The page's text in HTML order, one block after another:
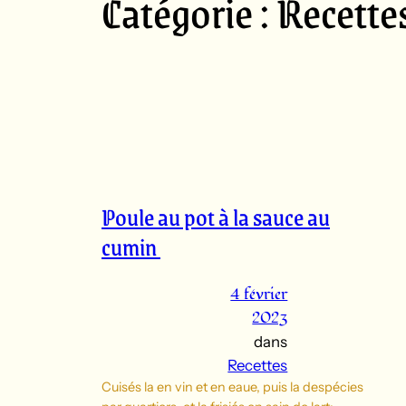
Poule au pot à la sauce au
cumin
4 février
2023
dans
Recettes
Cuisés la en vin et en eaue, puis la despécies